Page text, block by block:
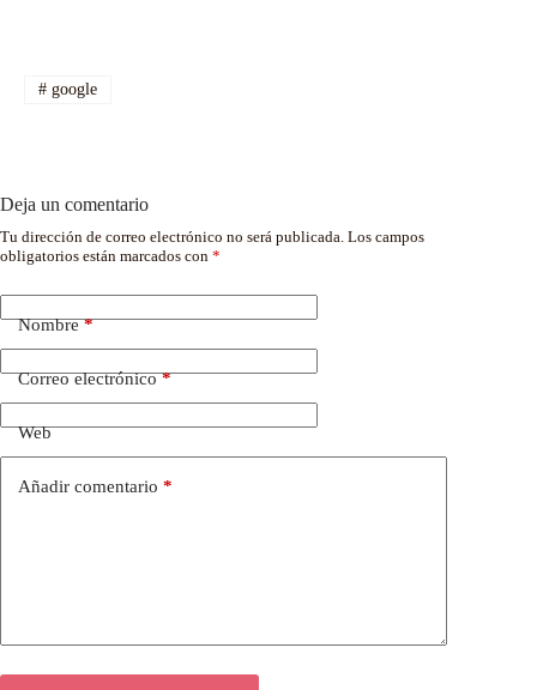
#google
Deja un comentario
Tu dirección de correo electrónico no será publicada. Los campos
obligatorios están marcados con *
Nombre*
Correo electrónico*
Web
Añadir comentario *